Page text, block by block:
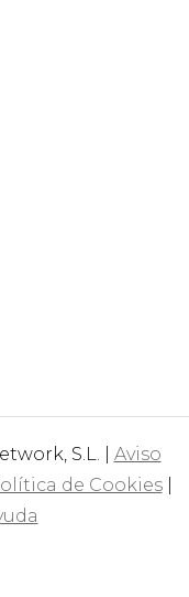
S.L. | Aviso
de Cookies|